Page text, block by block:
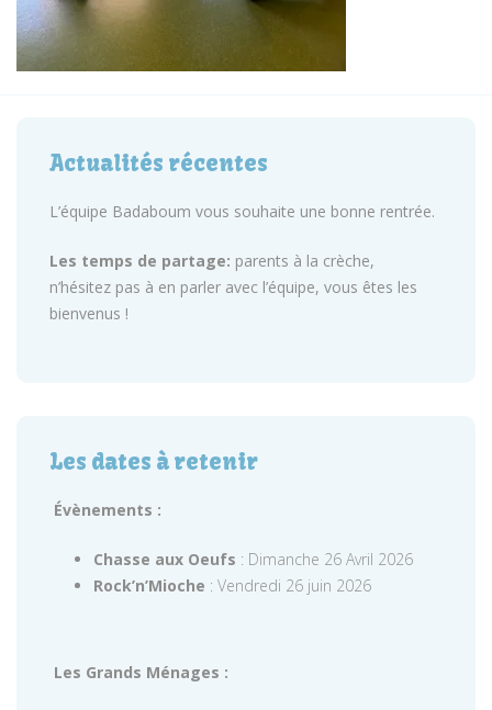
Actualités récentes
L’équipe Badaboum vous souhaite une bonne rentrée.
Les temps de partage: parents à la crèche,
n’hésitez pas à en parler avec l’équipe, vous êtes les
bienvenus !
Les dates à retenir
Évènements :
Chasse aux Oeufs : Dimanche 26 Avril 2026
Rock’n’Mioche : Vendredi 26 juin 2026
Les Grands Ménages :